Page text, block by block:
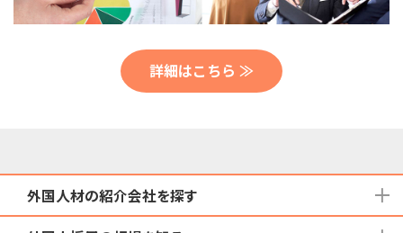
詳細はこちら ≫
外国人材の紹介会社を探す